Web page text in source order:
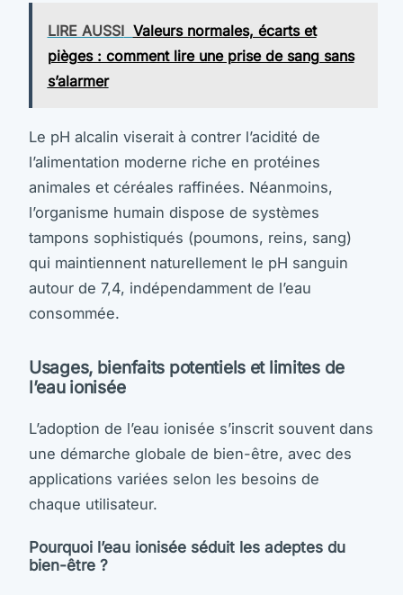
LIRE AUSSI Valeurs normales, écarts et
pièges : comment lire une prise de sang sans
s’alarmer
Le pH alcalin viserait à contrer l’acidité de
l’alimentation moderne riche en protéines
animales et céréales raffinées. Néanmoins,
l’organisme humain dispose de systèmes
tampons sophistiqués (poumons, reins, sang)
qui maintiennent naturellement le pH sanguin
autour de 7,4, indépendamment de l’eau
consommée.
Usages, bienfaits potentiels et limites de
l’eau ionisée
L’adoption de l’eau ionisée s’inscrit souvent dans
une démarche globale de bien-être, avec des
applications variées selon les besoins de
chaque utilisateur.
Pourquoi l’eau ionisée séduit les adeptes du
bien-être ?